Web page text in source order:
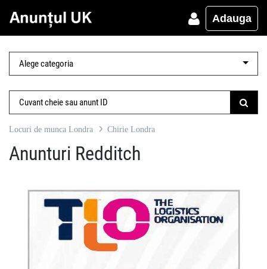
Adauga
Locuri de munca Londra Chirie Londra
Anunturi Redditch